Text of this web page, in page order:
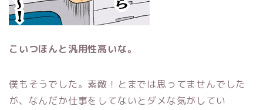
こいつほんと汎用性高いな。
僕もそうでした。素敵！とまでは思ってませんでした
が、なんだか仕事をしてないとダメな気がしてい